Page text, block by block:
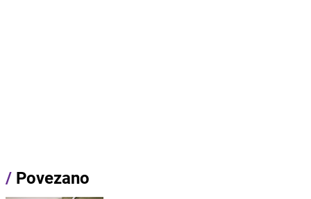
/ Povezano